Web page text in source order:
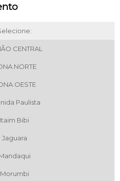
CENTRAL
NORTE
OESTE
Paulista
Itaim Bibi
Jaguara
Morumbi